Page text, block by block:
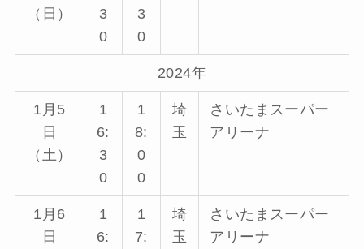
（日）
3
0
3
0
2024年
1月5
日
（土）
1
6:
3
0
1
8:
0
0
埼
玉
さいたまスーパー
アリーナ
1月6
日
1
6:
1
7:
埼
玉
さいたまスーパー
アリーナ